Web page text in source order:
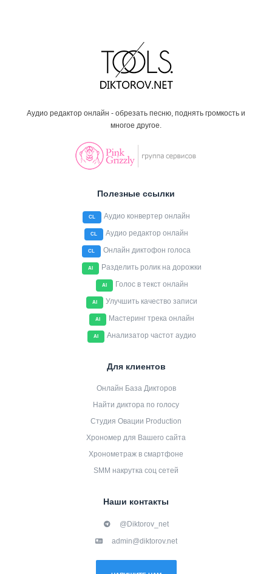
Аудио редактор онлайн - обрезать песню, поднять громкость и
многое другое.
Полезные ссылки
CL Аудио конвертер онлайн
CL Аудио редактор онлайн
CL Онлайн диктофон голоса
AI Разделить ролик на дорожки
AI Голос в текст онлайн
AI Улучшить качество записи
AI Мастеринг трека онлайн
AI Анализатор частот аудио
Для клиентов
Онлайн База Дикторов
Найти диктора по голосу
Студия Овации Production
Хрономер для Вашего сайта
Хронометраж в смартфоне
SMM накрутка соц сетей
Наши контакты
@Diktorov_net
admin@diktorov.net